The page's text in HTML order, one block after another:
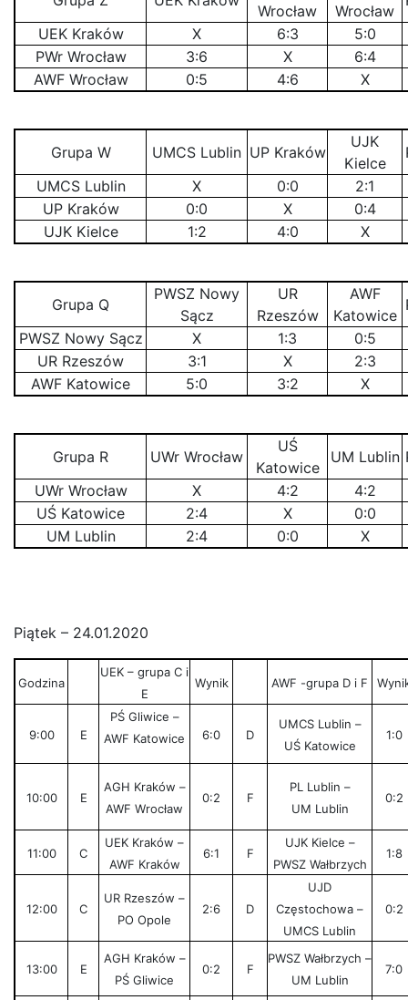
Wrocław Wrocław
UEK Kraków
X 6:3
5:0
PWr Wrocław
3:6 X
6:4
AWF Wrocław
0:5 4:6 X
Grupa W UMCS Lublin UP Kraków
UJK
Kielce
UMCS Lublin
X 0:0
2:1
UP Kraków
0:0 X
0:4
UJK Kielce
1:2 4:0 X
Grupa Q
PWSZ Nowy
Sącz
UR
Rzeszów
AWF
Katowice
PWSZ Nowy Sącz
X 1:3
0:5
UR Rzeszów
3:1 X
2:3
AWF Katowice
5:0 3:2 X
Grupa R UWr Wrocław
UŚ
Katowice
UM Lublin
UWr Wrocław
X 4:2
4:2
UŚ Katowice
2:4 X
0:0
UM Lublin
2:4 0:0 X
Piątek – 24.01.2020
Godzina
UEK – grupa C i
E
Wynik AWF -grupa D i F
9:00 E
PŚ Gliwice –
AWF Katowice
6:0 D
UMCS Lublin –
UŚ Katowice
1:0
10:00 E
AGH Kraków –
AWF Wrocław
0:2 F
PL Lublin –
UM Lublin
0:2
11:00 C
UEK Kraków –
AWF Kraków
6:1 F
UJK Kielce –
PWSZ Wałbrzych
1:8
12:00 C
UR Rzeszów –
PO Opole
2:6 D
UJD
Częstochowa –
UMCS Lublin
0:2
13:00 E
AGH Kraków –
PŚ Gliwice
0:2 F
PWSZ Wałbrzych –
UM Lublin
7:0